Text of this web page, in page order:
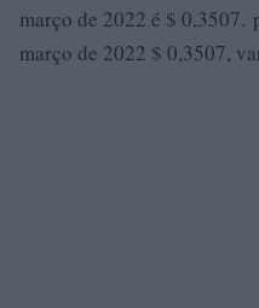
março de 2022 é $ 0,3507.
março de 2022 $ 0,3507,